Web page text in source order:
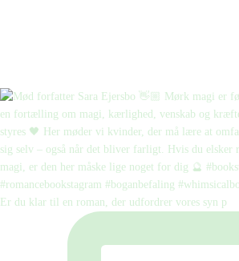
Er du klar til en roman, der udfordrer vores syn p